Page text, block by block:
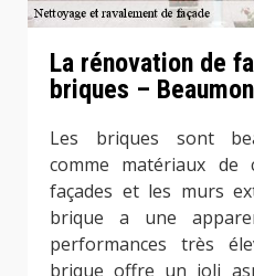
La rénovation de
briques –
Les briques sont
comme matériaux de
façades et les murs
brique a une
performances très
brique offre un joli